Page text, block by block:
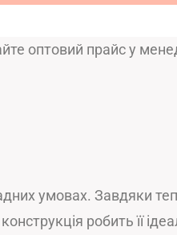
оптовий прайс у
умовах. Завдяки
робить її